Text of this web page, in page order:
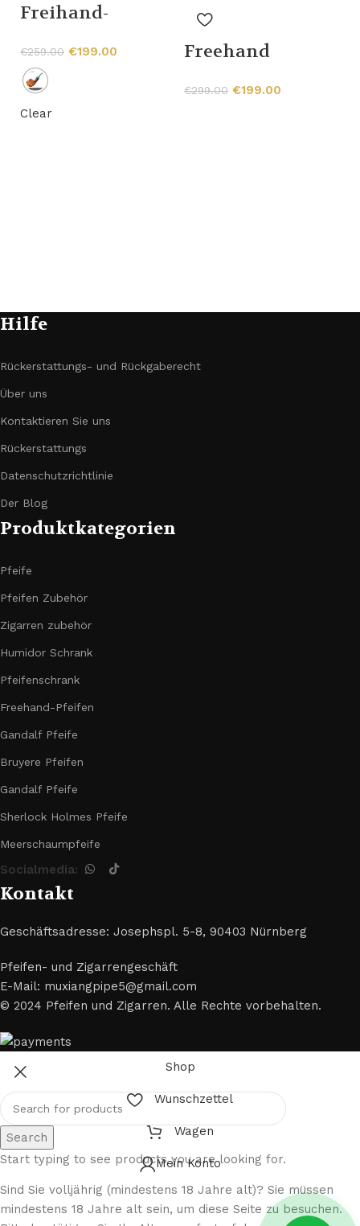
Freihand-
Drachen-
Briarholz-Pfeife
mit Hornring
€259.00 €199.00
Clear
Freehand
Rot mit
€299.00 €199.00
Hilfe
Rückerstattungs- und Rückgaberecht
Über uns
Kontaktieren Sie uns
Rückerstattungs
Datenschutzrichtlinie
Der Blog
Produktkategorien
Pfeife
Pfeifen Zubehör
Zigarren zubehör
Humidor Schrank
Pfeifenschrank
Freehand-Pfeifen
Gandalf Pfeife
Bruyere Pfeifen
Gandalf Pfeife
Sherlock Holmes Pfeife
Meerschaumpfeife
Socialmedia:
Kontakt
Geschäftsadresse: Josephspl. 5-8, 90403 Nürnberg
Pfeifen- und Zigarrengeschäft
E-Mail: muxiangpipe5@gmail.com
© 2024 Pfeifen und Zigarren. Alle Rechte vorbehalten.
Search
Start typing to see products you are looking for.
Shop
Wunschzettel
Wagen
Mein Konto
Sind Sie volljährig (mindestens 18 Jahre alt)? Sie müssen
mindestens 18 Jahre alt sein, um diese Seite zu besuchen.